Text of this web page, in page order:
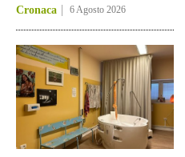
Cronaca 6 Agosto 2026